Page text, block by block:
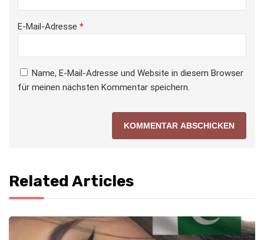
E-Mail-Adresse *
Name, E-Mail-Adresse und Website in diesem Browser
für meinen nächsten Kommentar speichern.
Related Articles